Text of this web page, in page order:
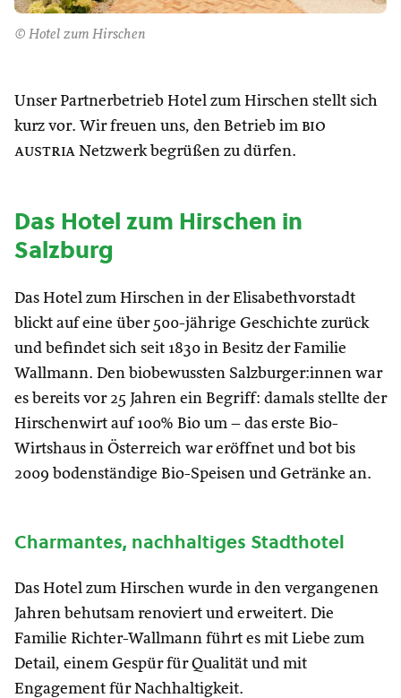
© Hotel zum Hirschen
Unser Partnerbetrieb Hotel zum Hirschen stellt sich
kurz vor. Wir freuen uns, den Betrieb im bio
austria Netzwerk begrüßen zu dürfen.
Das Hotel zum Hirschen in
Salzburg
Das Hotel zum Hirschen in der Elisabethvorstadt
blickt auf eine über 500-jährige Geschichte zurück
und befindet sich seit 1830 in Besitz der Familie
Wallmann. Den biobewussten Salzburger:innen war
es bereits vor 25 Jahren ein Begriff: damals stellte der
Hirschenwirt auf 100% Bio um – das erste Bio-
Wirtshaus in Österreich war eröffnet und bot bis
2009 bodenständige Bio-Speisen und Getränke an.
Charmantes, nachhaltiges Stadthotel
Das Hotel zum Hirschen wurde in den vergangenen
Jahren behutsam renoviert und erweitert. Die
Familie Richter-Wallmann führt es mit Liebe zum
Detail, einem Gespür für Qualität und mit
Engagement für Nachhaltigkeit.